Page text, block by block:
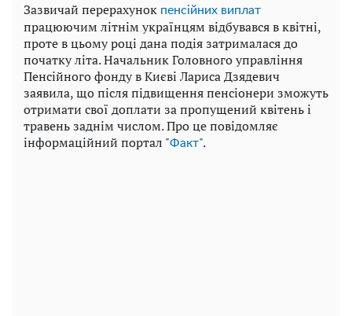
Зазвичай перерахунок пенсійних виплат
працюючим літнім українцям відбувався в квітні,
проте в цьому році дана подія затрималася до
початку літа. Начальник Головного управління
Пенсійного фонду в Києві Лариса Дзядевич
заявила, що після підвищення пенсіонери зможуть
отримати свої доплати за пропущений квітень і
травень заднім числом. Про це повідомляє
iнформаційний портал "Факт".